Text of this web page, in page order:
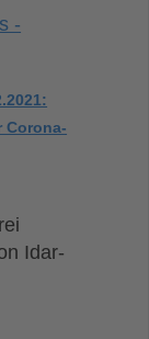
Corona-
Idar-